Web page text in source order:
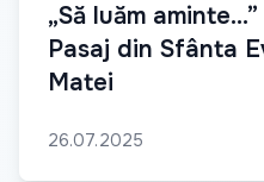
„Să luăm
Pasaj din Sfânta
Matei
26.07.2025